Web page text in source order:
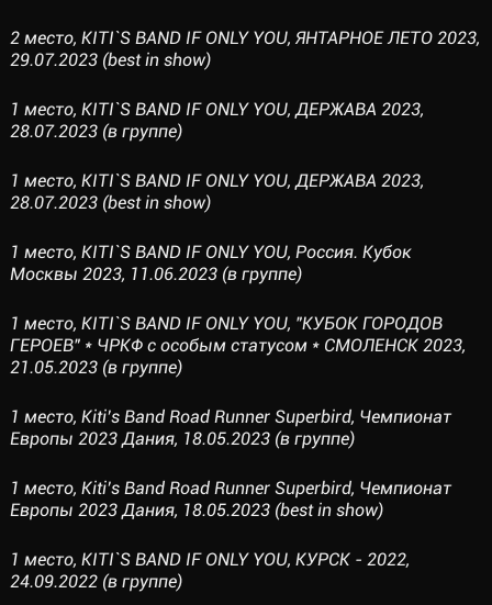
2 место, KITI`S BAND IF ONLY YOU, ЯНТАРНОЕ ЛЕТО 2023,
29.07.2023 (best in show)
1 место, KITI`S BAND IF ONLY YOU, ДЕРЖАВА 2023,
28.07.2023 (в группе)
1 место, KITI`S BAND IF ONLY YOU, ДЕРЖАВА 2023,
28.07.2023 (best in show)
1 место, KITI`S BAND IF ONLY YOU, Россия. Кубок
Москвы 2023, 11.06.2023 (в группе)
1 место, KITI`S BAND IF ONLY YOU, "КУБОК ГОРОДОВ
ГЕРОЕВ" * ЧРКФ с особым статусом * СМОЛЕНСК 2023,
21.05.2023 (в группе)
1 место, Kiti’s Band Road Runner Superbird, Чемпионат
Европы 2023 Дания, 18.05.2023 (в группе)
1 место, Kiti’s Band Road Runner Superbird, Чемпионат
Европы 2023 Дания, 18.05.2023 (best in show)
1 место, KITI`S BAND IF ONLY YOU, КУРСК - 2022,
24.09.2022 (в группе)